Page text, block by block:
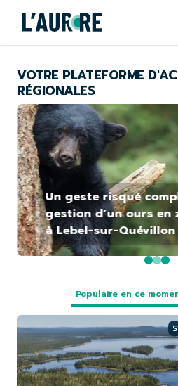
VOTRE PLATEFORME
RÉGIONALES
Un geste risqué
gestion d’un ours en
à Lebel-sur-Quévillon
Populaire en ce